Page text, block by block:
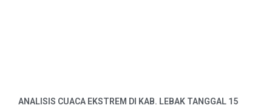
ANALISIS CUACA EKSTREM DI KAB. LEBAK TANGGAL 15